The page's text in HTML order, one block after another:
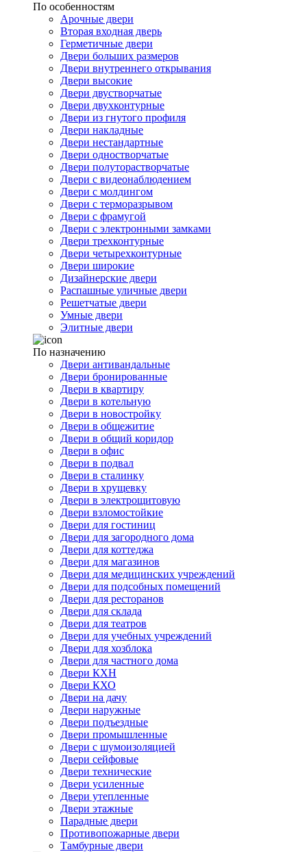
По особенностям
Арочные двери
Вторая входная дверь
Герметичные двери
Двери больших размеров
Двери внутреннего открывания
Двери высокие
Двери двустворчатые
Двери двухконтурные
Двери из гнутого профиля
Двери накладные
Двери нестандартные
Двери одностворчатые
Двери полуторастворчатые
Двери с видеонаблюдением
Двери с молдингом
Двери с терморазрывом
Двери с фрамугой
Двери с электронными замками
Двери трехконтурные
Двери четырехконтурные
Двери широкие
Дизайнерские двери
Распашные уличные двери
Решетчатые двери
Умные двери
Элитные двери
По назначению
Двери антивандальные
Двери бронированные
Двери в квартиру
Двери в котельную
Двери в новостройку
Двери в общежитие
Двери в общий коридор
Двери в офис
Двери в подвал
Двери в сталинку
Двери в хрущевку
Двери в электрощитовую
Двери взломостойкие
Двери для гостиниц
Двери для загородного дома
Двери для коттеджа
Двери для магазинов
Двери для медицинских учреждений
Двери для подсобных помещений
Двери для ресторанов
Двери для склада
Двери для театров
Двери для учебных учреждений
Двери для хозблока
Двери для частного дома
Двери КХН
Двери КХО
Двери на дачу
Двери наружные
Двери подъездные
Двери промышленные
Двери с шумоизоляцией
Двери сейфовые
Двери технические
Двери усиленные
Двери утепленные
Двери этажные
Парадные двери
Противопожарные двери
Тамбурные двери